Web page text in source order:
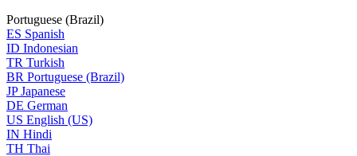
Portuguese (Brazil)
ES Spanish
ID Indonesian
TR Turkish
BR Portuguese (Brazil)
JP Japanese
DE German
US English (US)
IN Hindi
TH Thai